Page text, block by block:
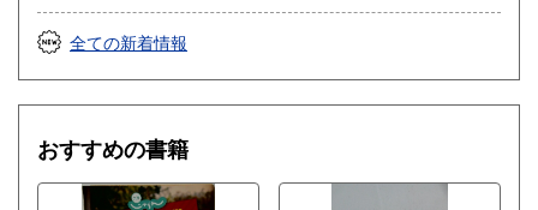
全ての新着情報
おすすめの書籍